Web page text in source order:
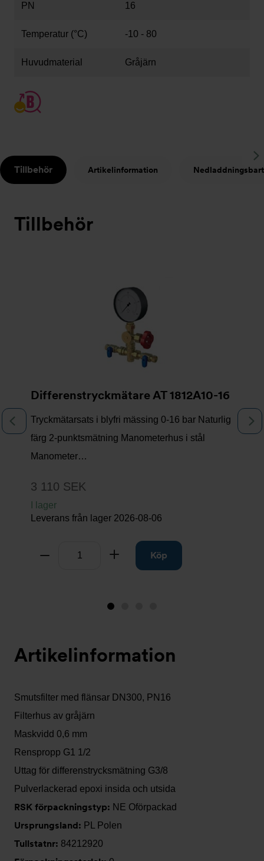
PN 16
Temperatur (°C) -10 - 80
Huvudmaterial Gråjärn
Tillbehör Artikelinformation Nedladdningsbart
Tillbehör
Differenstryckmätare AT 1812A10-16
Tryckmätarsats i blyfri mässing 0-16 bar Naturlig
färg 2-punktsmätning Manometerhus i stål
Manometer…
3 110 SEK
I lager
Leverans från lager 2026-08-06
Ta bort Lägg tillKöp
Föregående
Bild
nu)
Artikelinformation
Smutsfilter med flänsar DN300, PN16
Filterhus av gråjärn
Maskvidd 0,6 mm
Renspropp G1 1/2
Uttag för differenstrycksmätning G3/8
Pulverlackerad epoxi insida och utsida
RSK förpackningstyp: NE Oförpackad
Ursprungsland: PL Polen
Tullstatnr: 84212920